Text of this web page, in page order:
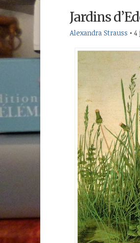
Jardins
Alexandra Strauss •4